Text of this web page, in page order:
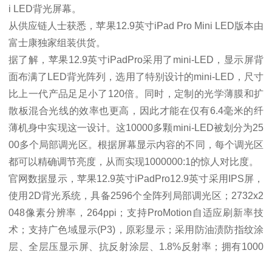
i LED背光屏幕。
从供应链人士获悉，苹果12.9英寸iPad Pro Mini LED版本由
富士康独家组装供货。
据了解，苹果12.9英寸iPadPro采用了mini‑LED，显示屏背
面布满了LED背光阵列，选用了特别设计的mini-LED，尺寸
比上一代产品足足小了120倍。同时，定制的光学薄膜和扩
散板混合光线的效率也更高，因此才能在仅有6.4毫米的纤
薄机身中实现这一设计。这10000多颗mini-LED被划分为25
00多个局部调光区。根据屏幕显示内容的不同，每个调光区
都可以精确调节亮度，从而实现1000000:1的惊人对比度。
官网数据显示，苹果12.9英寸iPadPro12.9英寸采用IPS屏，
使用2D背光系统，具备2596个全阵列局部调光区；2732x2
048像素分辨率，264ppi；支持ProMotion自适应刷新率技
术；支持广色域显示(P3)，原彩显示；采用防油渍防指纹涂
层、全层压显示屏、抗反射涂层、1.8%反射率；拥有1000